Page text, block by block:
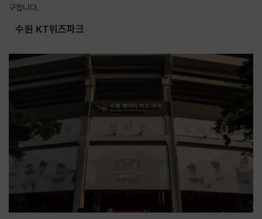
구합니다.
수원 KT위즈파크